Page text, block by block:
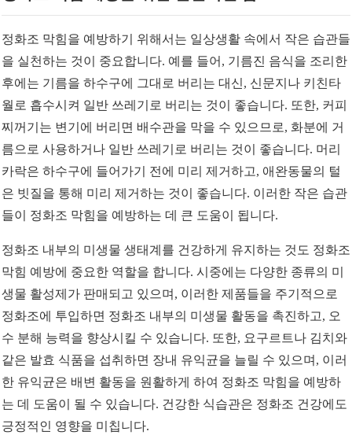
정화조 막힘을 예방하기 위해서는 일상생활 속에서 작은 습관들
을 실천하는 것이 중요합니다. 예를 들어, 기름진 음식을 조리한
후에는 기름을 하수구에 그대로 버리는 대신, 신문지나 키친타
월로 흡수시켜 일반 쓰레기로 버리는 것이 좋습니다. 또한, 커피
찌꺼기는 변기에 버리면 배수관을 막을 수 있으므로, 화분에 거
름으로 사용하거나 일반 쓰레기로 버리는 것이 좋습니다. 머리
카락은 하수구에 들어가기 전에 미리 제거하고, 애완동물의 털
은 빗질을 통해 미리 제거하는 것이 좋습니다. 이러한 작은 습관
들이 정화조 막힘을 예방하는 데 큰 도움이 됩니다.
정화조 내부의 미생물 생태계를 건강하게 유지하는 것도 정화조
막힘 예방에 중요한 역할을 합니다. 시중에는 다양한 종류의 미
생물 활성제가 판매되고 있으며, 이러한 제품들을 주기적으로
정화조에 투입하면 정화조 내부의 미생물 활동을 촉진하고, 오
수 분해 능력을 향상시킬 수 있습니다. 또한, 요구르트나 김치와
같은 발효 식품을 섭취하면 장내 유익균을 늘릴 수 있으며, 이러
한 유익균은 배변 활동을 원활하게 하여 정화조 막힘을 예방하
는 데 도움이 될 수 있습니다. 건강한 식습관은 정화조 건강에도
긍정적인 영향을 미칩니다.